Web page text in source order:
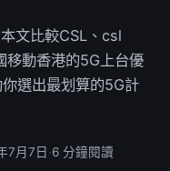
文比較CSL、csl
移動香港的5G上台優
選出最划算的5G計
7月7日 ·6 分鐘閱讀